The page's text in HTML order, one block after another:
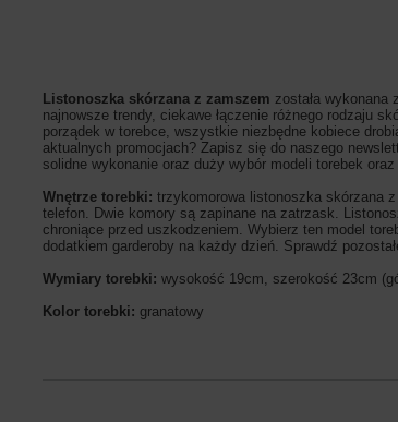
Listonoszka skórzana z zamszem została wykonana
najnowsze trendy, ciekawe łączenie różnego rodzaju
porządek w torebce, wszystkie niezbędne kobiece
aktualnych promocjach? Zapisz się do naszego
solidne wykonanie oraz duży wybór modeli torebek oraz
Wnętrze torebki: trzykomorowa listonoszka skórzana
telefon. Dwie komory są zapinane na zatrzask.
chroniące przed uszkodzeniem. Wybierz ten model
dodatkiem garderoby na każdy dzień. Sprawdź
Wymiary torebki: wysokość 19cm, szerokość 23cm
Kolor torebki: granatowy